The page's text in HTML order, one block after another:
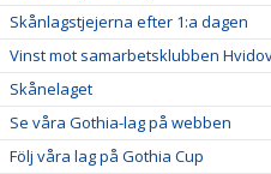
Skånlagstjejerna efter 1:a dagen
Vinst mot samarbetsklubben
Skånelaget
Se våra Gothia-lag på webben
Följ våra lag på Gothia Cup